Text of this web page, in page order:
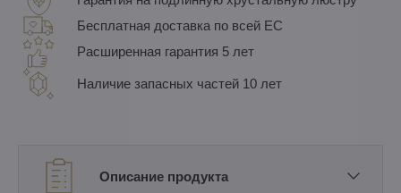
Бесплатная доставка по всей ЕС
Расширенная гарантия 5 лет
Наличие запасных частей 10 лет
Описание продукта